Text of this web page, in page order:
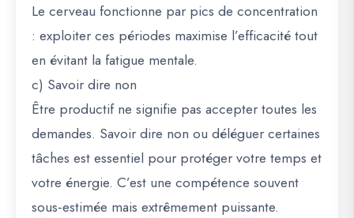
Le cerveau fonctionne par pics de concentration
: exploiter ces périodes maximise l’efficacité tout
en évitant la fatigue mentale.
c) Savoir dire non
Être productif ne signifie pas accepter toutes les
demandes. Savoir dire non ou déléguer certaines
tâches est essentiel pour protéger votre temps et
votre énergie. C’est une compétence souvent
sous-estimée mais extrêmement puissante.